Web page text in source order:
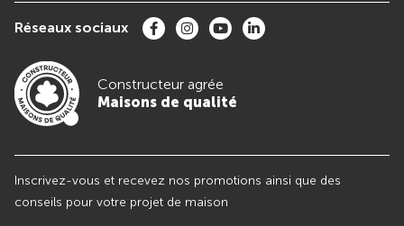
Réseaux sociaux
Constructeur agrée
Maisons de qualité
Inscrivez-vous et recevez nos promotions ainsi que des
conseils pour votre projet de maison